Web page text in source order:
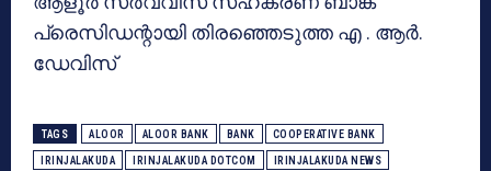
പ്രെസിഡന്റായി തിരഞ്ഞെടുത്ത എ . ആര്‍.
ഡേവിസ്
TAGS ALOOR ALOOR BANK BANK COOPERATIVE BANK
IRINJALAKUDA IRINJALAKUDA DOTCOM IRINJALAKUDA NEWS